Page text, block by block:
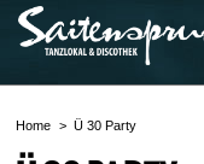
Home Ü 30 Party